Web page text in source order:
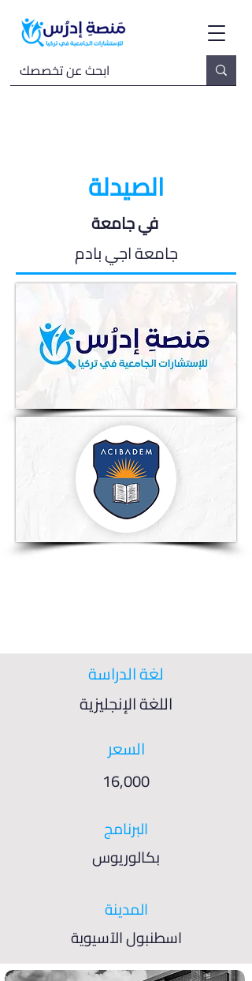
الصيدلة
في جامعة
جامعة اجي بادم
لغة الدراسة
اللغة الإنجليزية
السعر
16,000
البرنامج
بكالوريوس
المدينة
اسطنبول الآسيوية